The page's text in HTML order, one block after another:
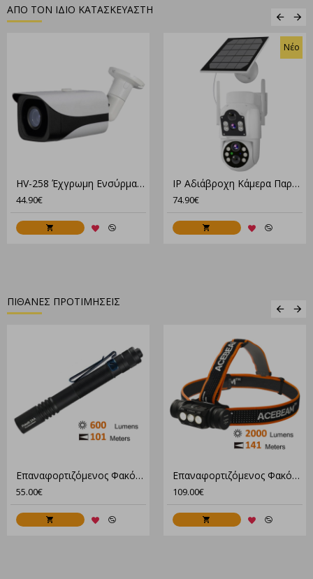
ΑΠΟ ΤΟΝ ΙΔΙΟ ΚΑΤΑΣΚΕΥΑΣΤΗ
HV-258 Έχγρωμη Eνσύρματη Κάμερα Ανθεκτική Στις Καιρικές Συνθήκες
44.90€
Νέο
IP Αδιάβροχη Κάμερα Παρακολούθησης 4G Μπαταρίας Με Ηλιακό Πάνελ XM-3550
74.90€
ΠΙΘΑΝΕΣ ΠΡΟΤΙΜΗΣΕΙΣ
Επαναφορτιζόμενος Φακός Led Acebeam Αδιάβροχος 600Lm
55.00€
Επαναφορτιζόμενος Φακός Κεφαλής Acebeam H50 Αδιάβροχος 2000Lm
109.00€